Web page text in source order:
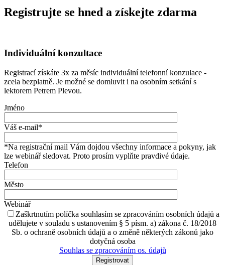
Registrujte se hned a získejte zdarma
Individuální konzultace
Registrací získáte 3x za měsíc individuální telefonní konzulace -
zcela bezplatně. Je možné se domluvit i na osobním setkání s
lektorem Petrem Plevou.
Jméno
Váš e-mail*
*Na registrační mail Vám dojdou všechny informace a pokyny, jak
lze webinář sledovat. Proto prosím vyplňte pravdivé údaje.
Telefon
Město
Webinář
Zaškrtnutím políčka souhlasím se zpracováním osobních údajů a
udělujete v souladu s ustanovením § 5 písm. a) zákona č. 18/2018
Sb. o ochraně osobních údajů a o změně některých zákonů jako
dotyčná osoba
Souhlas se zpracováním os. údajů